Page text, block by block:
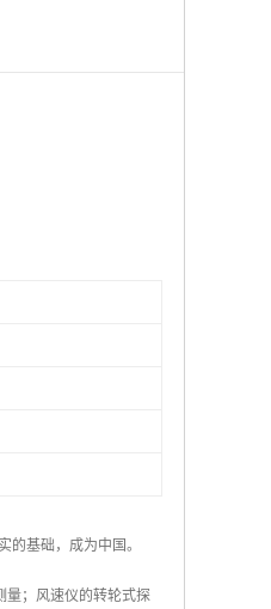
的基础，成为中国。
量；风速仪的转轮式探